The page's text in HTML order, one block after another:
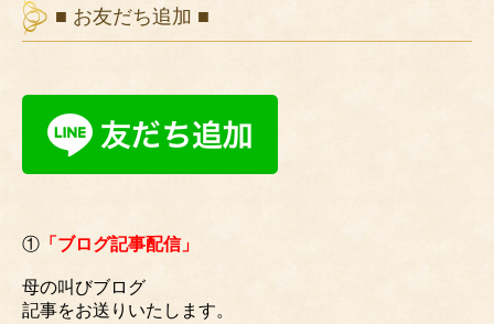
■ お友だち追加 ■
① 「ブログ記事配信」
母の叫びブログ
記事をお送りいたします。